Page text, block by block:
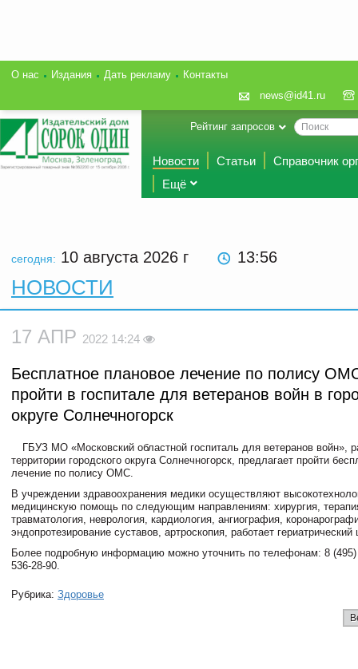
О нас Издания Дать рекламу
Контакты
news@id41.ru
Рейтинг запросов
Новости Статьи
Справочник
Ещё
сегодня: 10 августа 2026 г 13:56
НОВОСТИ
17 АПР 2022 14:24
Бесплатное плановое лечение по полису
пpойти в госпитале для ветеранов войн в
округе Солнечногоpск
ГБУЗ МО «Московский областной госпиталь для ветеранов войн»,
территории городского округа Солнечногорск, предлагает пройти
лечение по полису ОМС.
В учреждении здравоохранения медики осуществляют
медицинскую помощь по следующим направлениям: хирургия,
травматология, неврология, кардиология, ангиография,
эндопротезирование суставов, артроскопия, работает гериатрический
Более подробную информацию можно уточнить по телефонам: 8 (495)
536-28-90.
Рубрика: Здоровье